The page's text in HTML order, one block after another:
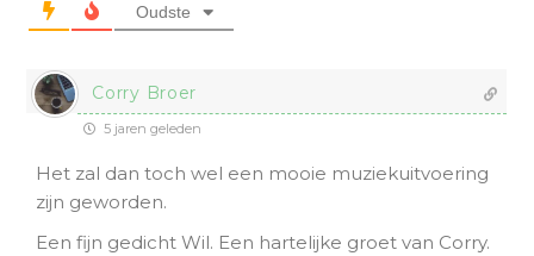
Oudste
Corry Broer
5 jaren geleden
Het zal dan toch wel een mooie muziekuitvoering
zijn geworden.
Een fijn gedicht Wil. Een hartelijke groet van Corry.